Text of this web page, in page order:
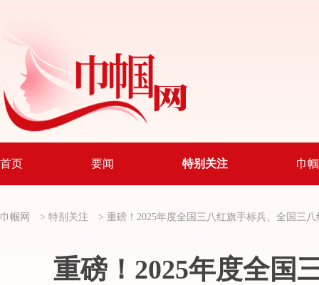
首页 要闻 特别关注 巾
巾帼网 > 特别关注 > 重磅！2025年度全国三八红旗手标兵、全国三八
重磅！2025年度全国